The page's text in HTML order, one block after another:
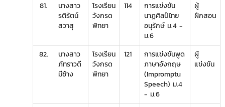
81.
นางสาว
รติรัตน์
สวาสุ
โรงเรียน
วังกรด
พิทยา
114
การแข่งขัน
นาฏศิลป์ไทย
อนุรักษ์ ม.4 -
ม.6
ผู้
ฝึกสอน
82.
นางสาว
ภัทราวดี
มีช้าง
โรงเรียน
วังกรด
พิทยา
121
การแข่งขันพูด
ภาษาอังกฤษ
(Impromptu
Speech) ม.4
- ม.6
ผู้
แข่งขัน